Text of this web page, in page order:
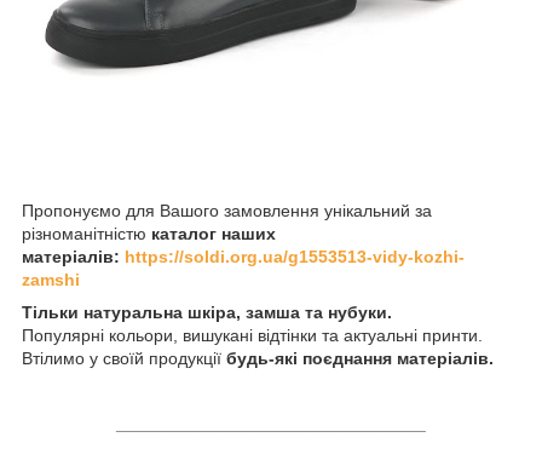
Пропонуємо для Вашого замовлення унікальний за
різноманітністю каталог наших
матеріалів: https://soldi.org.ua/g1553513-vidy-kozhi-
zamshi
Тільки натуральна шкіра, замша та нубуки.
Популярні кольори, вишукані відтінки та актуальні принти.
Втілимо у своїй продукції будь-які поєднання матеріалів.